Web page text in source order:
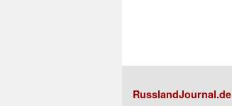
RusslandJournal.de